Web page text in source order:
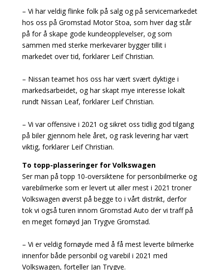
– Vi har veldig flinke folk på salg og på servicemarkedet
hos oss på Gromstad Motor Stoa, som hver dag står
på for å skape gode kundeopplevelser, og som
sammen med sterke merkevarer bygger tillit i
markedet over tid, forklarer Leif Christian.
– Nissan teamet hos oss har vært svært dyktige i
markedsarbeidet, og har skapt mye interesse lokalt
rundt Nissan Leaf, forklarer Leif Christian.
– Vi var offensive i 2021 og sikret oss tidlig god tilgang
på biler gjennom hele året, og rask levering har vært
viktig, forklarer Leif Christian.
To topp-plasseringer for Volkswagen
Ser man på topp 10-oversiktene for personbilmerke og
varebilmerke som er levert ut aller mest i 2021 troner
Volkswagen øverst på begge to i vårt distrikt, derfor
tok vi også turen innom Gromstad Auto der vi traff på
en meget fornøyd Jan Trygve Gromstad.
– Vi er veldig fornøyde med å få mest leverte bilmerke
innenfor både personbil og varebil i 2021 med
Volkswagen, forteller Jan Trygve.